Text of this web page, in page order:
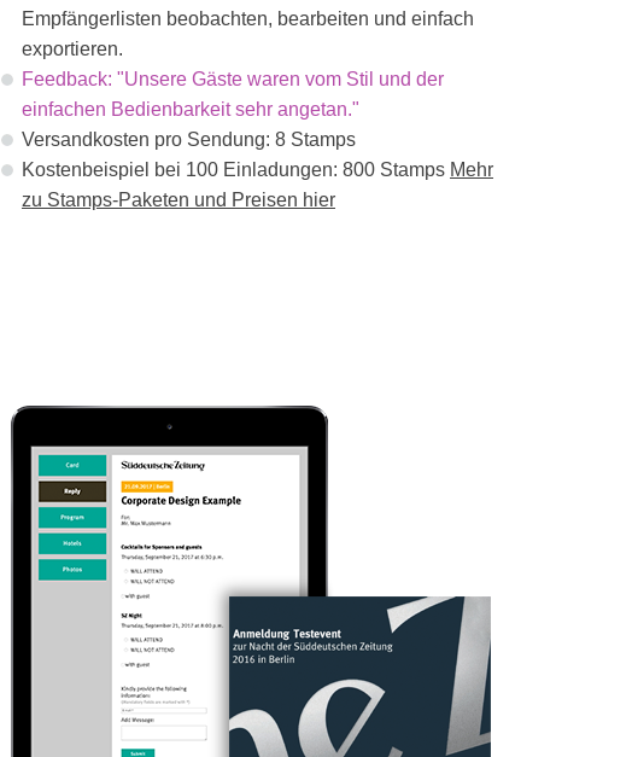
Empfängerlisten beobachten, bearbeiten und einfach
exportieren.
Feedback: "Unsere Gäste waren vom Stil und der
einfachen Bedienbarkeit sehr angetan."
Versandkosten pro Sendung: 8 Stamps
Kostenbeispiel bei 100 Einladungen: 800 Stamps Mehr
zu Stamps-Paketen und Preisen hier